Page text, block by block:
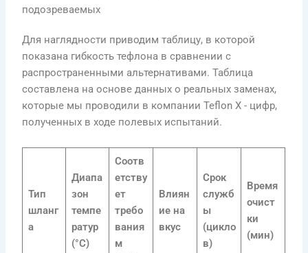
подозреваемых
Для наглядности приводим таблицу, в которой
показана гибкость тефлона в сравнении с
распространенными альтернативами. Таблица
составлена на основе данных о реальных заменах,
которые мы проводили в компании Teflon X - цифр,
полученных в ходе полевых испытаний.
Тип
шланг
а
Диапа
зон
темпе
ратур
(°C)
Соотв
етству
ет
требо
вания
м
Влиян
ие на
вкус
Срок
служб
ы
(цикло
в)
Время
очист
ки
(мин)